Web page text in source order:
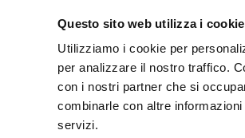
Questo sito web utilizza i cookie
Utilizziamo i cookie per
per analizzare il nostro traffico.
con i nostri partner che si
combinarle con altre
servizi.
Mobilità e Trasporti S.p.A.
2, 16137 Genova
e n° iscrizione Registro Imprese di Genova 037 839
i.v.